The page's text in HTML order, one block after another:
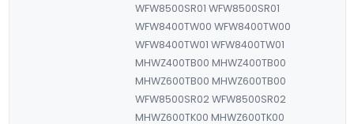
WFW8500SR01 WFW8500SR01
WFW8400TW00 WFW8400TW00
WFW8400TW01 WFW8400TW01
MHWZ400TB00 MHWZ400TB00
MHWZ600TB00 MHWZ600TB00
WFW8500SR02 WFW8500SR02
MHWZ600TK00 MHWZ600TK00